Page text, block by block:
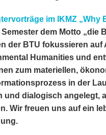
im IKMZ „Why
dem Motto „die
der BTU fokussieren auf
Humanities und
zum materiellen,
in der
und dialogisch angelegt,
Wir freuen uns auf ein